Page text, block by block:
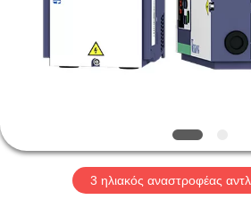
ΕΡΓΟΣΤΆΣΙΟ
ΠΟΙΟΤΙΚΌΣ
ΈΛΕΓΧΟΣ3 ηλιακός αναστροφέας